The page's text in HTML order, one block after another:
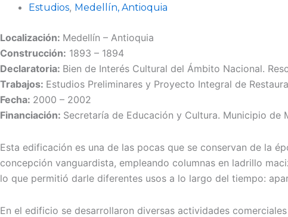
Estudios, Medellín, Antioquia
Localización: Medellín – Antioquia
Construcción: 1893 – 1894
Declaratoria: Bien de Interés Cultural del Ámbito Nacional.
Trabajos: Estudios Preliminares y Proyecto Integral de
Fecha: 2000 – 2002
Financiación: Secretaría de Educación y Cultura. Municipio de
Esta edificación es una de las pocas que se conservan de la
concepción vanguardista, empleando columnas en ladrillo
lo que permitió darle diferentes usos a lo largo del tiempo:
En el edificio se desarrollaron diversas actividades